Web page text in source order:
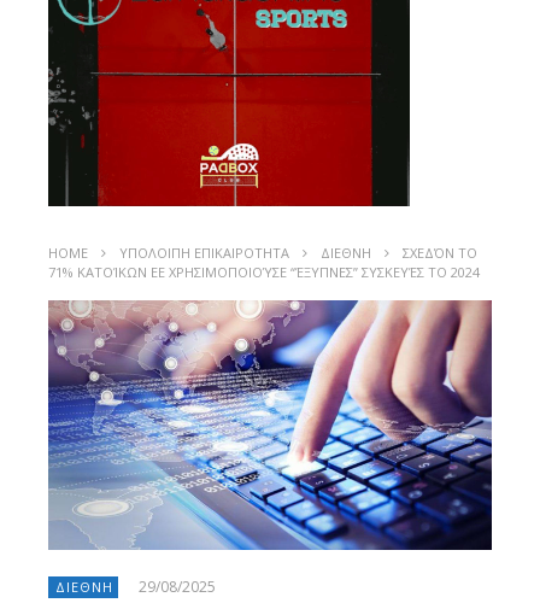
HOME ΥΠΟΛΟΙΠΗ ΕΠΙΚΑΙΡΟΤΗΤΑ ΔΙΕΘΝΗ
ΣΧΕΔΌΝ ΤΟ
71% ΚΑΤΟΊΚΩΝ ΕΕ ΧΡΗΣΙΜΟΠΟΙΟΎΣΕ “ΈΞΥΠΝΕΣ” ΣΥΣΚΕΥΈΣ ΤΟ 2024
ΔΙΕΘΝΗ 29/08/2025